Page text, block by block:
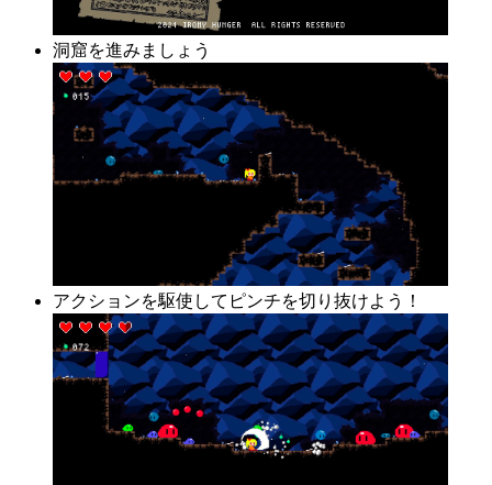
洞窟を進みましょう
アクションを駆使してピンチを切り抜けよう！